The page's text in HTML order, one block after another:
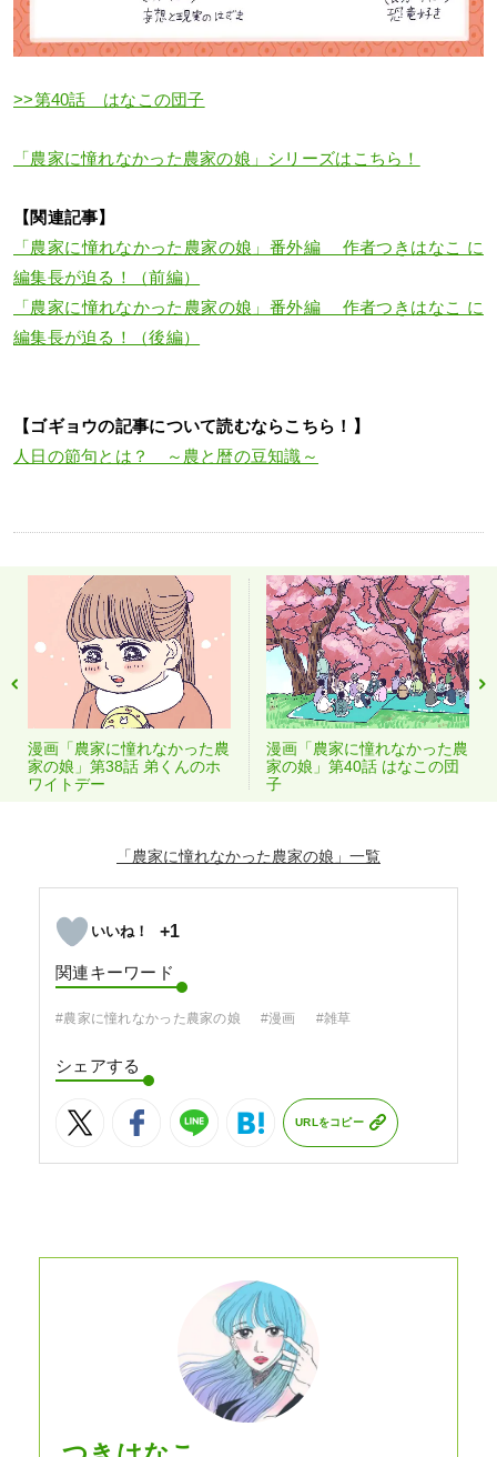
>>第40話 はなこの団子
「農家に憧れなかった農家の娘」シリーズはこちら！
【関連記事】
「農家に憧れなかった農家の娘」番外編 作者つきはなこ に
編集長が迫る！（前編）
「農家に憧れなかった農家の娘」番外編 作者つきはなこ に
編集長が迫る！（後編）
【ゴギョウの記事について読むならこちら！】
人日の節句とは？ ～農と暦の豆知識～
漫画「農家に憧れなかった農
家の娘」第38話 弟くんのホ
ワイトデー
漫画「農家に憧れなかった農
家の娘」第40話 はなこの団
子
「農家に憧れなかった農家の娘」
+1
関連キーワード
#農家に憧れなかった農家の娘 #漫画 #雑草
シェアする
URLをコピー